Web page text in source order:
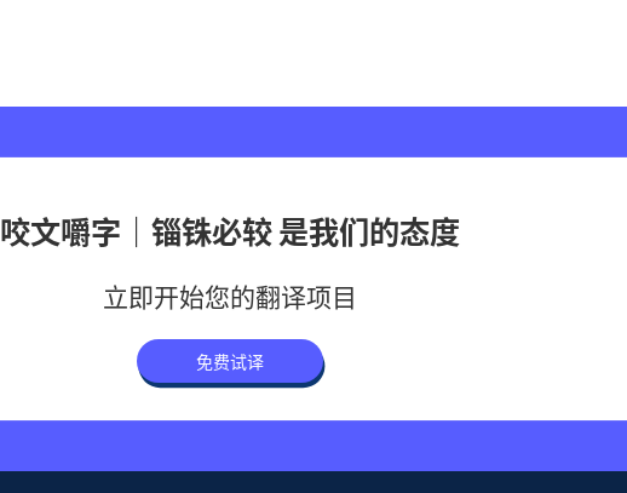
咬文嚼字｜锱铢必较 是我们的态度
立即开始您的翻译项目
免费试译